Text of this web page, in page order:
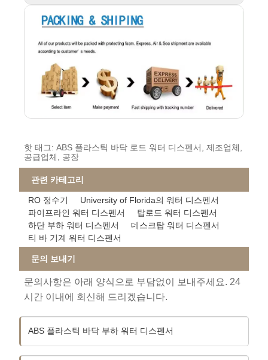
핫 태그: ABS 플라스틱 바닥 로드 워터 디스펜서, 제조업체,
공급업체, 공장
관련 카테고리
RO 정수기
University of Florida의 워터 디스펜서
파이프라인 워터 디스펜서
탑로드 워터 디스펜서
하단 부하 워터 디스펜서
데스크탑 워터 디스펜서
티 바 기계 워터 디스펜서
문의 보내기
문의사항은 아래 양식으로 부담없이 보내주세요. 24
시간 이내에 회신해 드리겠습니다.